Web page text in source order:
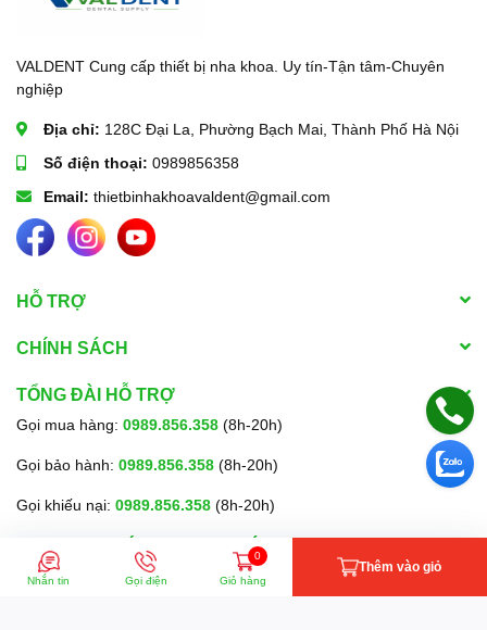
VALDENT Cung cấp thiết bị nha khoa. Uy tín-Tận tâm-Chuyên
nghiệp
Địa chỉ: 128C Đại La, Phường Bạch Mai, Thành Phố Hà Nội
Số điện thoại: 0989856358
Email: thietbinhakhoavaldent@gmail.com
HỖ TRỢ
CHÍNH SÁCH
TỔNG ĐÀI HỖ TRỢ
Gọi mua hàng: 0989.856.358 (8h-20h)
Gọi bảo hành: 0989.856.358 (8h-20h)
Gọi khiếu nại: 0989.856.358 (8h-20h)
PHƯƠNG THỨC THANH TOÁN
Nhắn tin Gọi điện
0
Giỏ hàng
Thêm vào giỏ